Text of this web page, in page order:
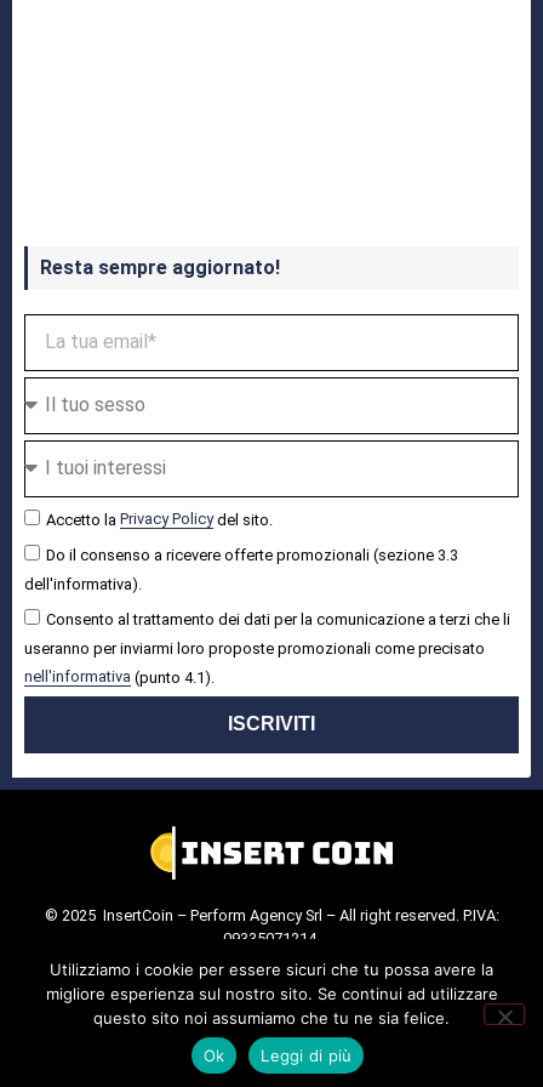
Resta sempre aggiornato!
Accetto la Privacy Policydel sito.
Do il consenso a ricevere offerte promozionali (sezione 3.3
dell'informativa).
Consento al trattamento dei dati per la comunicazione a terzi che li
useranno per inviarmi loro proposte promozionali come precisato
nell'informativa (punto 4.1).
ISCRIVITI
© 2025 InsertCoin – Perform Agency Srl – All right reserved. P.IVA:
09335071214.
Cookie Policy
Privacy Policy.
Utilizziamo i cookie per essere sicuri che tu possa avere la
migliore esperienza sul nostro sito. Se continui ad utilizzare
questo sito noi assumiamo che tu ne sia felice.
Ok
Leggi di più